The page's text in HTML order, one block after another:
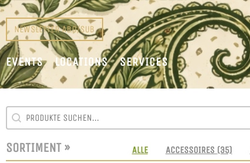
NEWSLETTER ABO/SUB
EVENTS LOCATIONS SERVICES
SUCHFELD
SEARCH CONTENT
SORTIMENT » SORTIMENT
ALLE ACCESSOIRES (35)